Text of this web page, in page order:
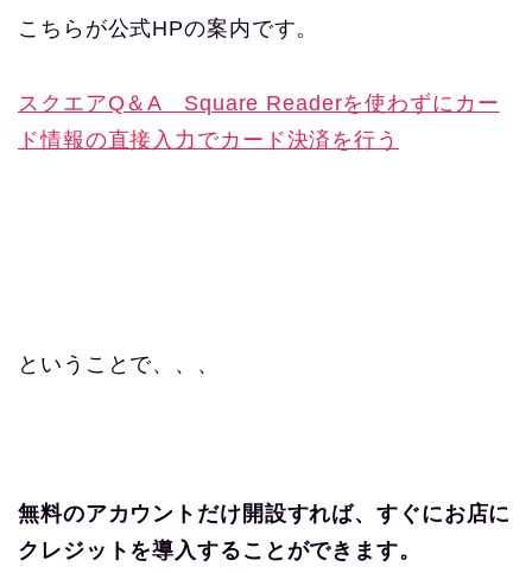
こちらが公式HPの案内です。
スクエアQ＆A Square Readerを使わずにカー
ド情報の直接入力でカード決済を行う
ということで、、、
無料のアカウントだけ開設すれば、すぐにお店に
クレジットを導入することができます。